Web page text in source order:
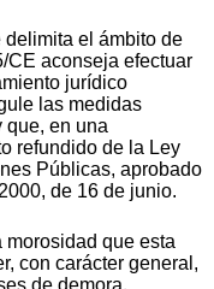
delimita el ámbito de
CE aconseja efectuar
jurídico
las medidas
que, en una
refundido de la Ley
Públicas, aprobado
de 16 de junio.
morosidad que esta
con carácter general,
de demora,